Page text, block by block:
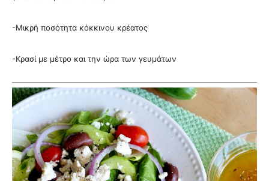
-Μικρή ποσότητα κόκκινου κρέατος
-Κρασί με μέτρο και την ώρα των γευμάτων